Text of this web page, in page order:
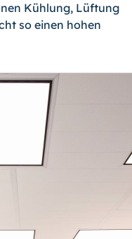
Kühlung, Lüftung
so einen hohen